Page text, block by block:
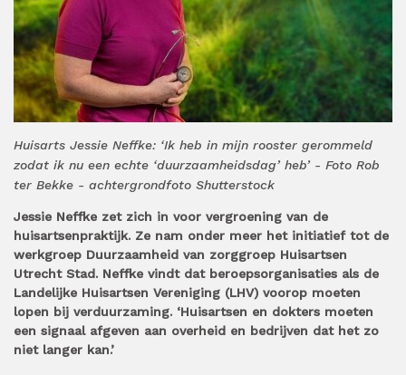
Huisarts Jessie Neffke: ‘Ik heb in mijn rooster gerommeld
zodat ik nu een echte ‘duurzaamheidsdag’ heb’ - Foto Rob
ter Bekke - achtergrondfoto Shutterstock
Jessie Neffke zet zich in voor vergroening van de
huisartsenpraktijk. Ze nam onder meer het initiatief tot de
werkgroep Duurzaamheid van zorggroep Huisartsen
Utrecht Stad. Neffke vindt dat beroepsorganisaties als de
Landelijke Huisartsen Vereniging (LHV) voorop moeten
lopen bij verduurzaming. ‘Huisartsen en dokters moeten
een signaal afgeven aan overheid en bedrijven dat het zo
niet langer kan.’